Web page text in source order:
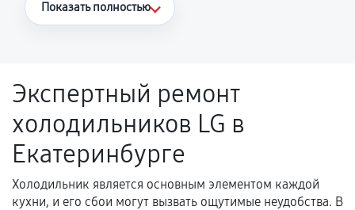
Поломка установленной детали при
нормальной эксплуатации в течение
гарантийного срока.
Несоответствие комплектующей заявленным
техническим характеристикам.
Показать полностью
Экспертный ремонт
холодильников LG в
Екатеринбурге
Холодильник является основным элементом каждой
кухни, и его сбои могут вызвать ощутимые неудобства. В